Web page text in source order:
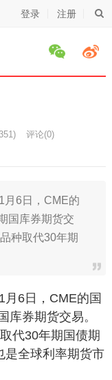
登录 注册
评论(0)
月6日，CME的
国库券期货交
种取代30年期
月6日，CME的国
库券期货交易。
代30年期国债期
是全球利率期货市